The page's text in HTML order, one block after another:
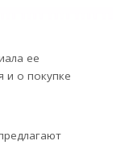
ее
и о покупке